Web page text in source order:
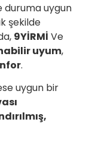
duruma uygun
şekilde
9YİRMİ Ve
uyum,
.
uygun bir